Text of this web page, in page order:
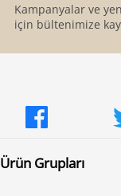
Kampanyalar ve
için bültenimize
Ürün Grupları